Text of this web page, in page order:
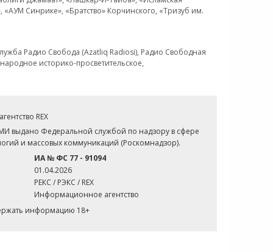
Синрике», «Братство» Корчинского, «Тризуб им.
Радио Свобода (Azatliq Radiosi), Радио Свободная
историко-просветительское,
REX
выдано Федеральной службой по надзору в сфере
и массовых коммуникаций (Роскомнадзор).
ИА № ФС 77 - 91094
01.04.2026
РЕКС / РЭКС / REX
Информационное агентство
информацию 18+